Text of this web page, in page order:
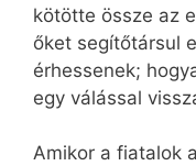
kötötte össze az
őket segítőtársul
érhessenek;
egy válással
Amikor a fiatalok